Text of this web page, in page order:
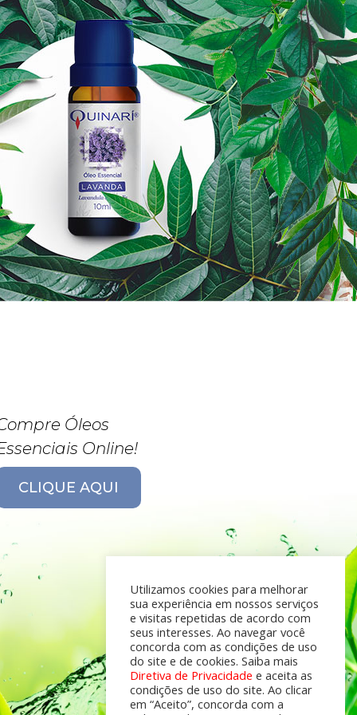
Óleos
Online!
CLIQUE AQUI
Utilizamos cookies para melhorar
sua experiência em nossos serviços
e visitas repetidas de acordo com
seus interesses. Ao navegar você
concorda com as condições de uso
do site e de cookies. Saiba mais
Diretiva de Privacidade e aceita as
condições de uso do site. Ao clicar
em “Aceito”, concorda com a